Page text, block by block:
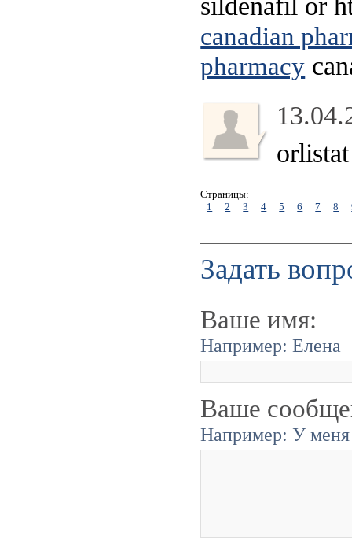
sildenafil or
canadian
pharmacy
Страницы:
1
2 3 4 5 6 7 8
Задать
Ваше имя:
Например: Елена
Ваше
Например: У меня